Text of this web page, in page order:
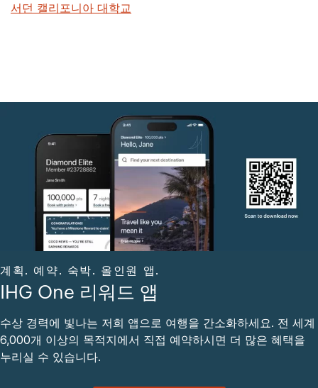
서던 캘리포니아 대학교
계획. 예약. 숙박. 올인원 앱.
IHG One 리워드 앱
수상 경력에 빛나는 저희 앱으로 여행을 간소화하세요. 전 세계
6,000개 이상의 목적지에서 직접 예약하시면 더 많은 혜택을
누리실 수 있습니다.